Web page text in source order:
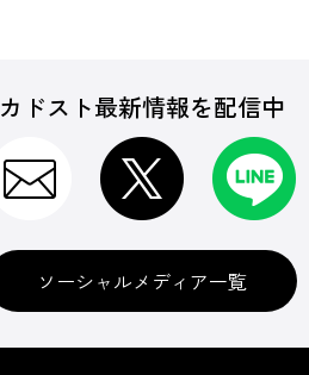
カドスト最新情報を配信中
ソーシャルメディア一覧